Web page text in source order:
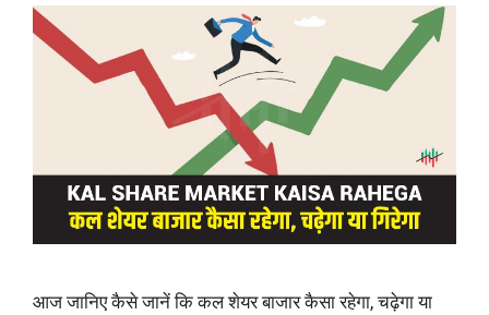
आज जानिए कैसे जानें कि कल शेयर बाजार कैसा रहेगा, चढ़ेगा या